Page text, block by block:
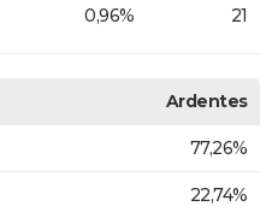
0,96% 21
Ardentes
77,26%
22,74%